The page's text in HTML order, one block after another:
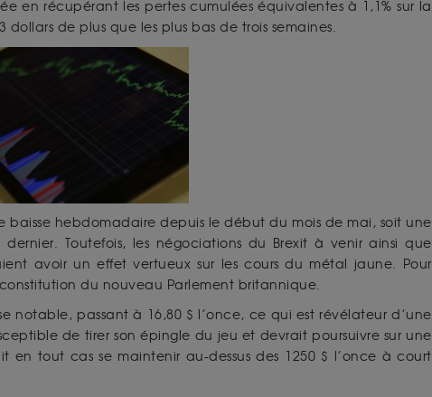
en récupérant les pertes cumulées équivalentes à 1,1% sur la
de plus que les plus bas de trois semaines.
hebdomadaire depuis le début du mois de mai, soit une
Toutefois, les négociations du Brexit à venir ainsi que
avoir un effet vertueux sur les cours du métal jaune. Pour
du nouveau Parlement britannique.
notable, passant à 16,80 $ l’once, ce qui est révélateur d’une
de tirer son épingle du jeu et devrait poursuivre sur une
en tout cas se maintenir au-dessus des 1250 $ l’once à court